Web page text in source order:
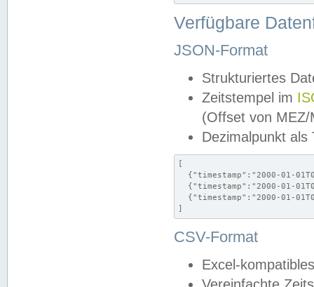
Verfügbare
JSON-Format
Strukturiertes
Zeitstempel im
(Offset von MEZ/
Dezimalpunkt als
[
{"timestamp":"2000-01-
{"timestamp":"2000-01-
{"timestamp":"2000-01-
]
CSV-Format
Excel-
Vereinfachte